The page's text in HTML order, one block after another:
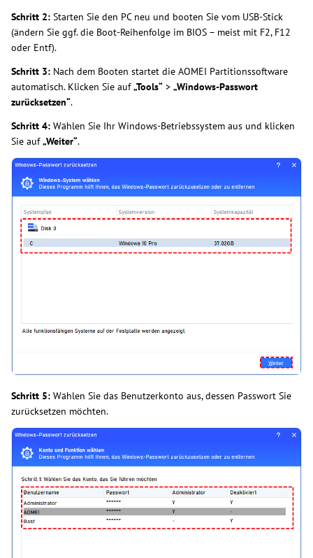
Schritt 2: Starten Sie den PC neu und booten Sie vom USB-Stick
(ändern Sie ggf. die Boot-Reihenfolge im BIOS – meist mit F2, F12
oder Entf).
Schritt 3: Nach dem Booten startet die AOMEI Partitionssoftware
automatisch. Klicken Sie auf„Tools“ > „Windows-Passwort
zurücksetzen“.
Schritt 4: Wählen Sie Ihr Windows-Betriebssystem aus und klicken
Sie auf„Weiter“.
Schritt 5: Wählen Sie das Benutzerkonto aus, dessen Passwort Sie
zurücksetzen möchten.